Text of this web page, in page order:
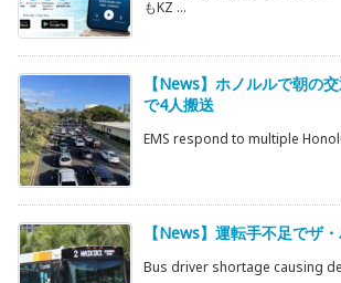
もKZ ...
【News】ホノルルで朝の
で4人搬送
EMS respond to multiple
【News】運転手不足でザ
Bus driver shortage causing